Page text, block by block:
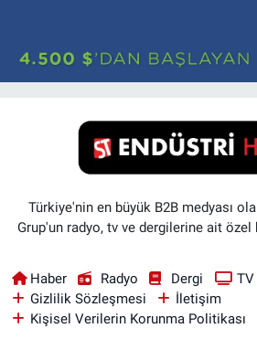
Türkiye'nin en büyük B2B medyası
Grup'un radyo, tv ve dergilerine ait
Haber Radyo Dergi TV
Gizlilik Sözleşmesi
İletişim
Kişisel Verilerin Korunma Politikası